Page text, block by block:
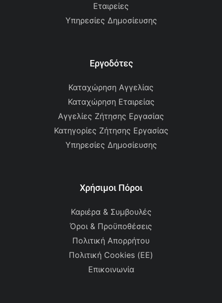
Εταιρείες
Υπηρεσίες Δημοσίευσης
Εργοδότες
Καταχώρηση Αγγελίας
Καταχώρηση Εταιρείας
Αγγελίες Ζήτησης Εργασίας
Κατηγορίες Ζήτησης Εργασίας
Υπηρεσίες Δημοσίευσης
Χρήσιμοι Πόροι
Καριέρα & Συμβουλές
Όροι & Προϋποθέσεις
Πολιτική Απορρήτου
Πολιτική Cookies (ΕΕ)
Επικοινωνία